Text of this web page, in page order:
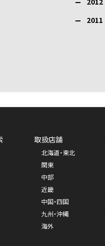
2011
取扱店舗
北海道・東北
関東
中部
近畿
中国・四国
九州・沖縄
海外